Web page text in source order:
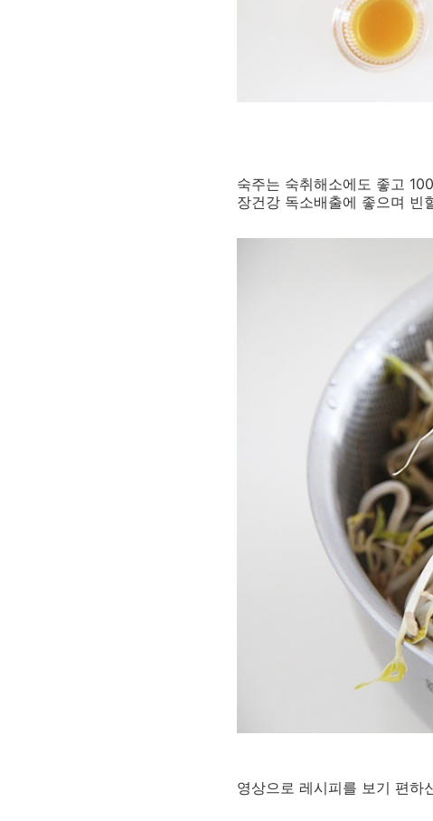
숙주는 숙취해소에도 좋고
장건강 독소배출에 좋으며 빈
영상으로 레시피를 보기 편하